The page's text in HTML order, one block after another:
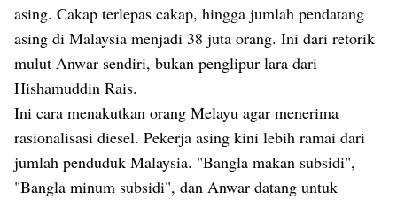
asing. Cakap terlepas cakap, hingga jumlah pendatang
asing di Malaysia menjadi 38 juta orang. Ini dari retorik
mulut Anwar sendiri, bukan penglipur lara dari
Hishamuddin Rais.
Ini cara menakutkan orang Melayu agar menerima
rasionalisasi diesel. Pekerja asing kini lebih ramai dari
jumlah penduduk Malaysia. "Bangla makan subsidi",
"Bangla minum subsidi", dan Anwar datang untuk